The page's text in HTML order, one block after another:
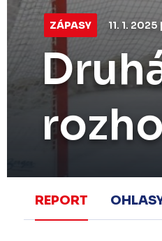
ZÁPASY 11. 1.
REPORT